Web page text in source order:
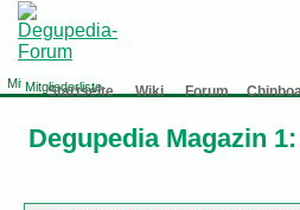
Mitgliederliste
Startseite Wiki Forum
Degupedia Magazin